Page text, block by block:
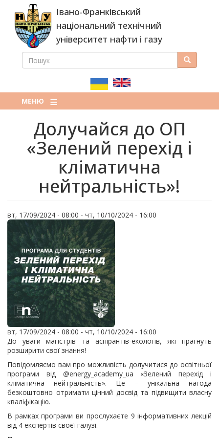
основного
вмісту
Івано-Франківський
національний технічний
університет нафти і газу
ПОШУКОВА
ПОШУК Пошук
МЕНЮ
Долучайся до ОП
«Зелений перехід і
кліматична
нейтральність»!
вт, 17/09/2024 - 08:00 - чт, 10/10/2024 - 16:00
вт, 17/09/2024 - 08:00 - чт, 10/10/2024 - 16:00
До уваги магістрів та аспірантів-екологів, які прагнуть
розширити свої знання!
Повідомляємо вам про можливість долучитися до освітньої
програми від @energy_academy_ua «Зелений перехід і
кліматична нейтральність». Це – унікальна нагода
безкоштовно отримати цінний досвід та підвищити власну
кваліфікацію.
В рамках програми ви прослухаєте 9 інформативних лекцій
від 4 експертів своєї галузі.